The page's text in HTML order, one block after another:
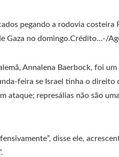
pegando a rodovia
Gaza no domingo.Crédito…-/
Annalena Baerbock, foi
feira se Israel tinha o
ataque; represálias não são
disse ele,